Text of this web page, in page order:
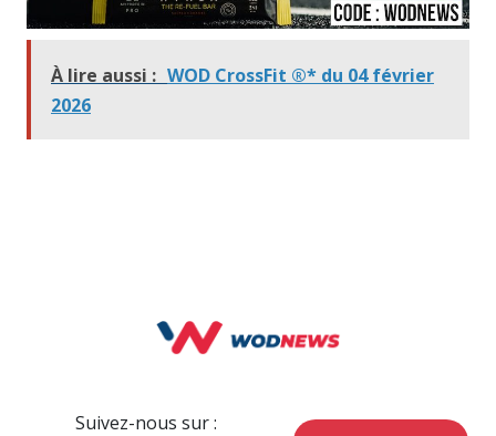
À lire aussi : WOD CrossFit ®* du 04 février
2026
Suivez-nous sur :